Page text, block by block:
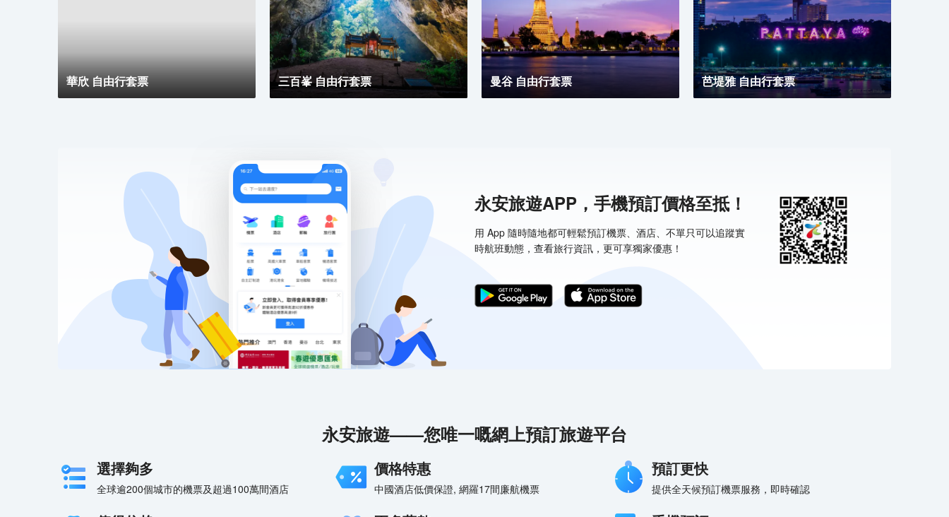
△ 各式各樣的海灘海浪模擬器
華欣 自由行套票 三百峯 自由行套票 曼谷 自由行套票 芭堤雅 自由行套票
永安旅遊APP，手機預訂價格至抵！
用 App 隨時隨地都可輕鬆預訂機票、酒店、不單只可以追蹤實
時航班動態，查看旅行資訊，更可享獨家優惠！
永安旅遊——您唯一嘅網上預訂旅遊平台
選擇夠多
全球逾200個城市的機票及超過100萬間酒店
價格特惠
中國酒店低價保證, 網羅17間廉航機票
預訂更快
提供全天候預訂機票服務，即時確認